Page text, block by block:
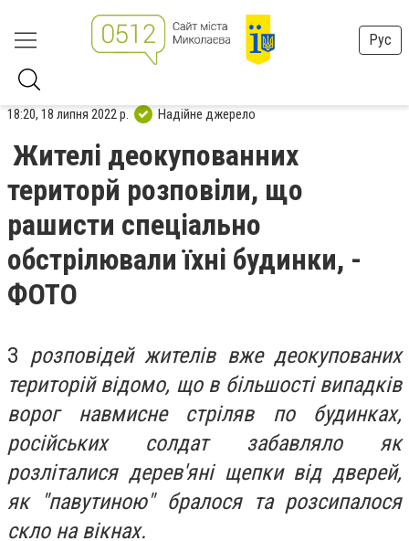
Рус
18:20, 18 липня 2022 р. Надійне джерело
Жителі деокупованних
територй розповіли, що
рашисти спеціально
обстрілювали їхні будинки, -
ФОТО
З розповідей жителів вже деокупованих
територій відомо, що в більшості випадків
ворог навмисне стріляв по будинках,
російських солдат забавляло як
розліталися дерев'яні щепки від дверей,
як "павутиною" бралося та розсипалося
скло на вікнах.